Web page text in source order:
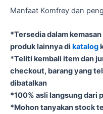
Manfaat Komfrey dan
*Tersedia dalam
produk lainnya di katalog
*Teliti kembali item dan
checkout, barang yang
dibatalkan
*100% asli langsung dari
*Mohon tanyakan stock